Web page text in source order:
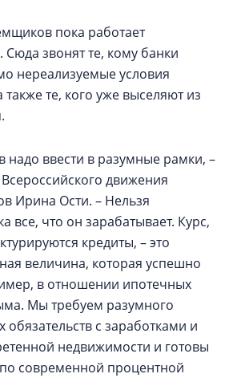
пока работает
звонят те, кому банки
нереализуемые условия
также те, кого уже выселяют из
надо ввести в разумные рамки, –
движения
Ирина Ости. – Нельзя
все, что он зарабатывает. Курс,
кредиты, – это
величина, которая успешно
в отношении ипотечных
Мы требуем разумного
с заработками и
недвижимости и готовы
современной процентной